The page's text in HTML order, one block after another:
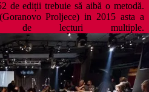
de ediții trebuie să aibă o metodă.
Proljece) in 2015 asta a
de lecturi multiple.